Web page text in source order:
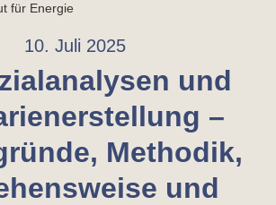
für Energie
10. Juli 2025
und
–
Methodik,
und